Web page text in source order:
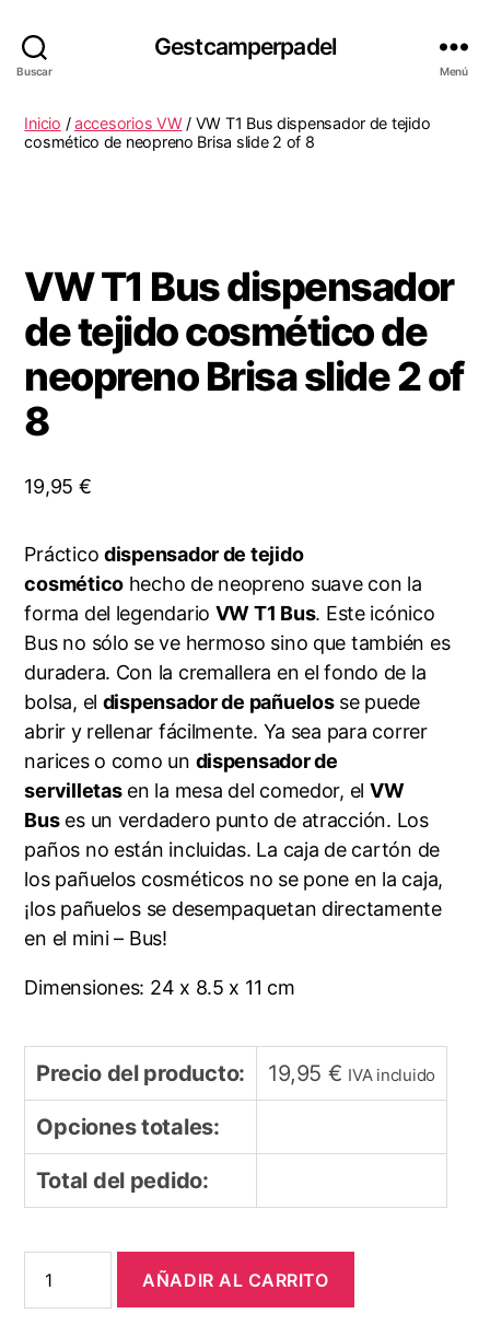
Buscar
Gestcamperpadel
Menú
Inicio /accesorios VW/ VW T1 Bus dispensador de tejido
cosmético de neopreno Brisa slide 2 of 8
VW T1 Bus dispensador
de tejido cosmético de
neopreno Brisa slide 2 of
8
19,95 €
Práctico dispensador de tejido
cosméticohecho de neopreno suave con la
forma del legendario VW T1 Bus. Este icónico
Bus no sólo se ve hermoso sino que también es
duradera. Con la cremallera en el fondo de la
bolsa, el dispensador de pañuelosse puede
abrir y rellenar fácilmente. Ya sea para correr
narices o como un dispensador de
servilletasen la mesa del comedor, el VW
Buses un verdadero punto de atracción. Los
paños no están incluidas. La caja de cartón de
los pañuelos cosméticos no se pone en la caja,
¡los pañuelos se desempaquetan directamente
en el mini – Bus!
Dimensiones: 24 x 8.5 x 11 cm
Precio del producto: 19,95 € IVA incluido
Opciones totales:
Total del pedido:
Bus
AÑADIR AL CARRITO